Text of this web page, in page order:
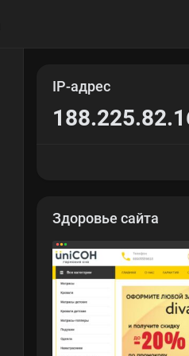
IP-адрес
Здоровье сайта